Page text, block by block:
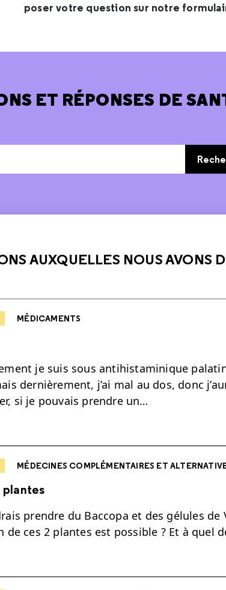
poser votre question sur notre
ET RÉPONSES DE
AUXQUELLES NOUS AVONS
MÉDICAMENTS
je suis sous antihistaminique
dernièrement, j’ai mal au dos, donc
si je pouvais prendre un…
MÉDECINES COMPLÉMENTAIRES ET
prendre du Baccopa et des gélules de
de ces 2 plantes est possible ? Et à quel